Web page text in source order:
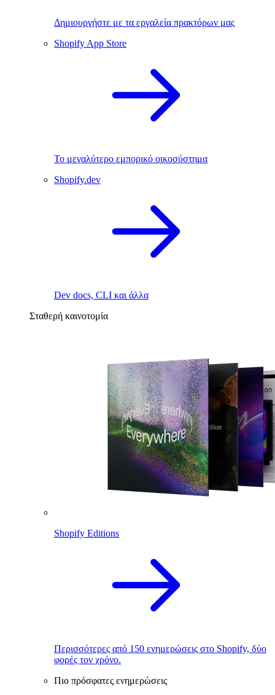
Δημιουργήστε με τα εργαλεία πρακτόρων μας
Shopify App Store
Το μεγαλύτερο εμπορικό οικοσύστημα
Shopify.dev
Dev docs, CLI και άλλα
Σταθερή καινοτομία
Shopify Editions
Περισσότερες από 150 ενημερώσεις στο Shopify, δύο
φορές τον χρόνο.
Πιο πρόσφατες ενημερώσεις